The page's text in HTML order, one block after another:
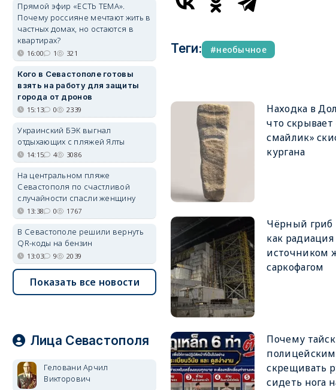
Теги: необычное
Находка в
что
смайлик»
кургана
Чёрный гриб
как радиация
источником
саркофагом
Почему
скрещивать
сидеть нога
Прямой эфир «ЕСТЬ ТЕМА».
Почему россияне мечтают жить в
частных домах, но остаются в
квартирах?
16:00 1 321
Кого в Севастополе готовы
взять на работу для защиты
города от дронов
15:13 0 2339
Украинский БЭК выгнал
отдыхающих с пляжей Ялты
14:15 4 3086
На центральном пляже
Севастополя по счастливой
случайности спасли женщину
13:38 0 1767
В Севастополе решили вернуть
QR-коды на бензин
13:03 9 2039
Показать все новости
Лица Севастополя
Геловани Арчил
Викторович